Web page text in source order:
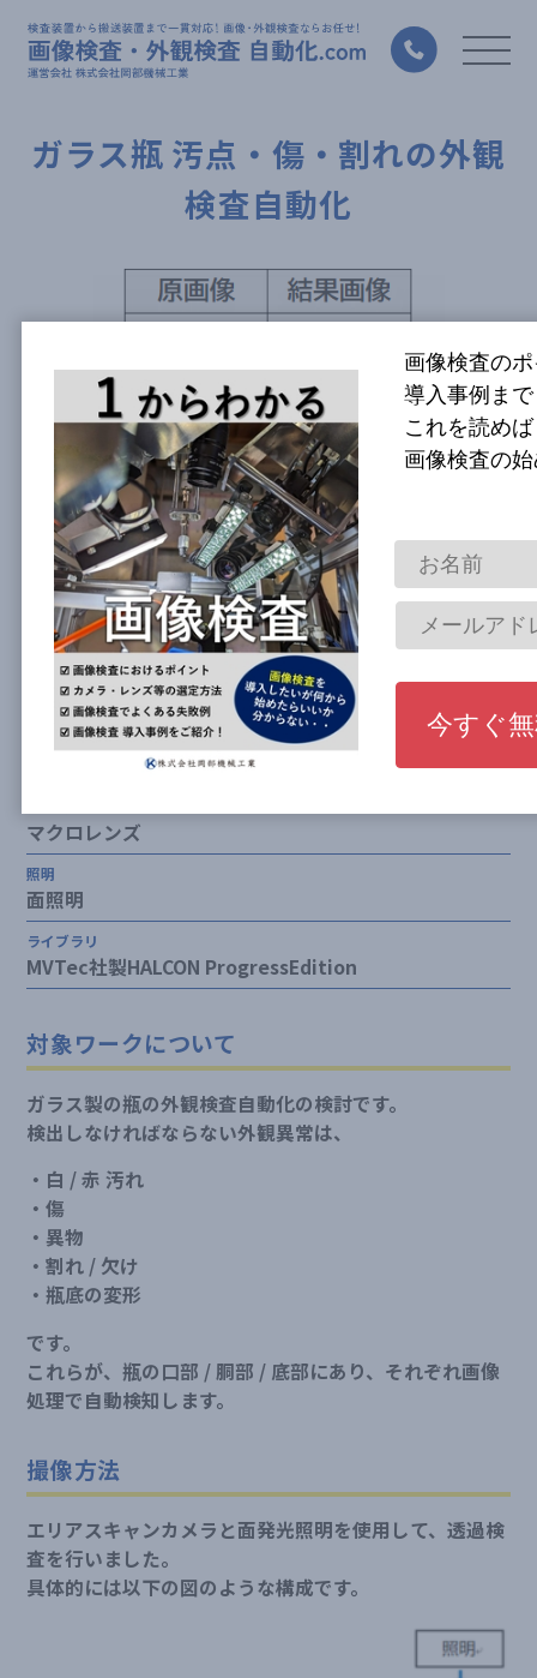
ガラス瓶 汚点・傷・割れの外観
検査自動化
食品
カメラ
400万画素モノクロエリアスキャンカメラ
マクロレンズ
照明
面照明
ライブラリ
MVTec社製HALCON ProgressEdition
対象ワークについて
ガラス製の瓶の外観検査自動化の検討です。
検出しなければならない外観異常は、
・白 / 赤 汚れ
・傷
・異物
・割れ / 欠け
・瓶底の変形
です。
これらが、瓶の口部 / 胴部 / 底部にあり、それぞれ画像
処理で自動検知します。
撮像方法
エリアスキャンカメラと面発光照明を使用して、透過検
査を行いました。
具体的には以下の図のような構成です。
画像検査の
導入事例ま
これを読めば
画像検査の